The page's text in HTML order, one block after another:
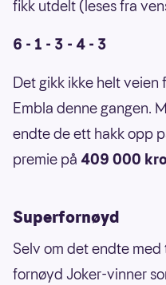
fikk utdelt (leses fra
6 - 1 - 3 - 4 - 3
Det gikk ikke helt
Embla denne gangen.
endte de ett hakk opp
premie på 409 000
Superfornøyd
Selv om det endte
fornøyd Joker-vinner